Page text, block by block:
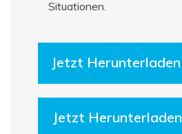
Situationen.
Jetzt Herunterladen
Jetzt Herunterladen